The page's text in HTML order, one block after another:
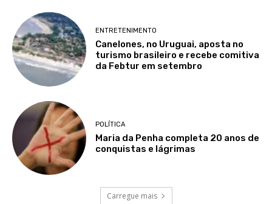
ENTRETENIMENTO
Canelones, no Uruguai, aposta no
turismo brasileiro e recebe comitiva
da Febtur em setembro
POLÍTICA
Maria da Penha completa 20 anos de
conquistas e lágrimas
Carregue mais